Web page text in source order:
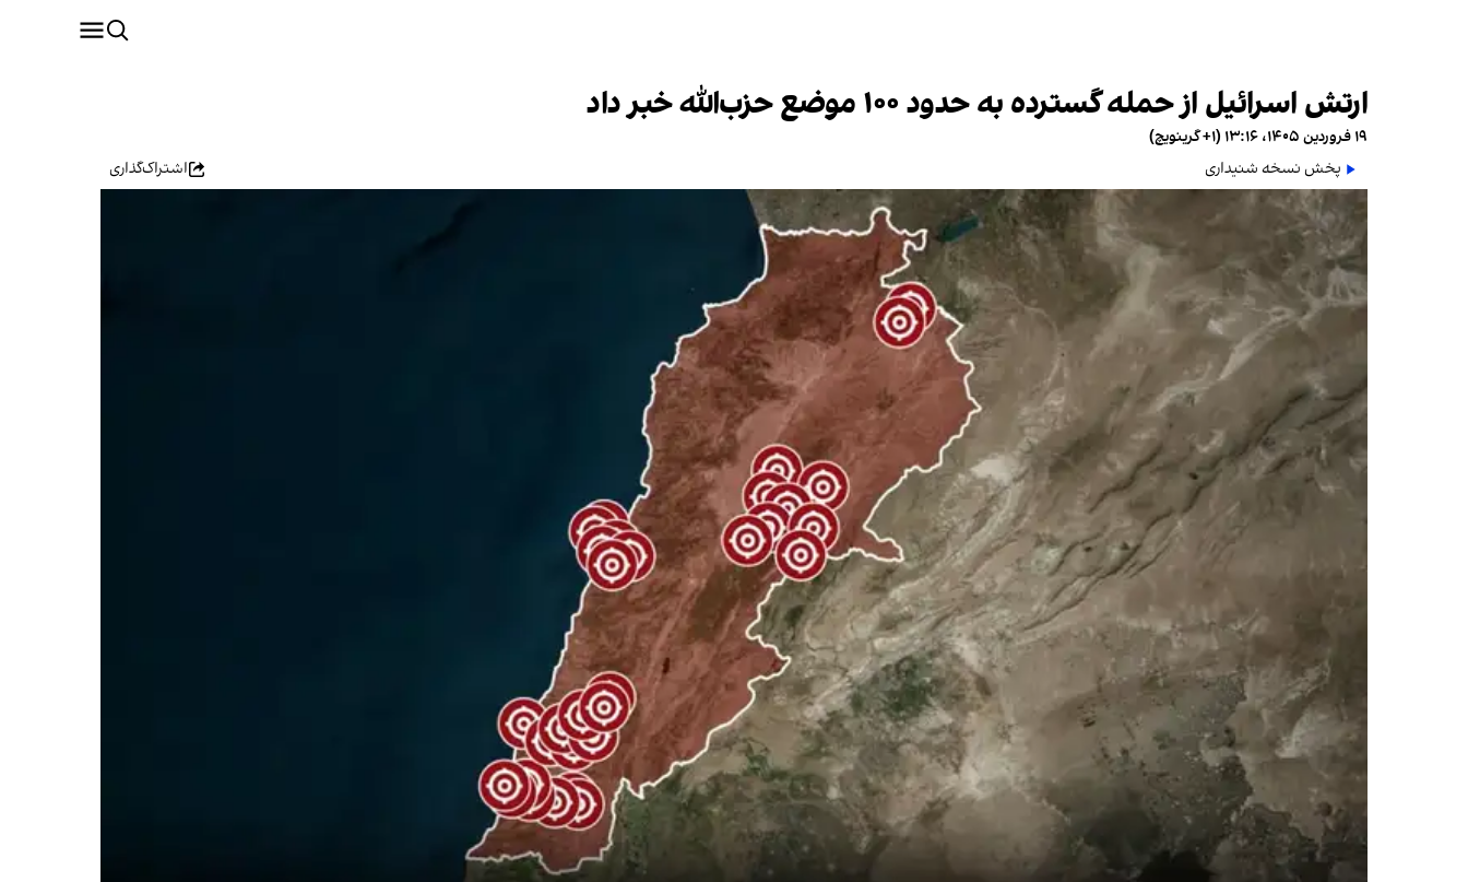
ارتش اسرائیل از حمله گسترده به حدود ۱۰۰ موضع حزب‌الله خبر داد
۱۹ فروردین ۱۴۰۵، ۱۳:۱۶ (‎+۱ گرینویچ)
پخش نسخه شنیداری
اشتراک‌گذاری